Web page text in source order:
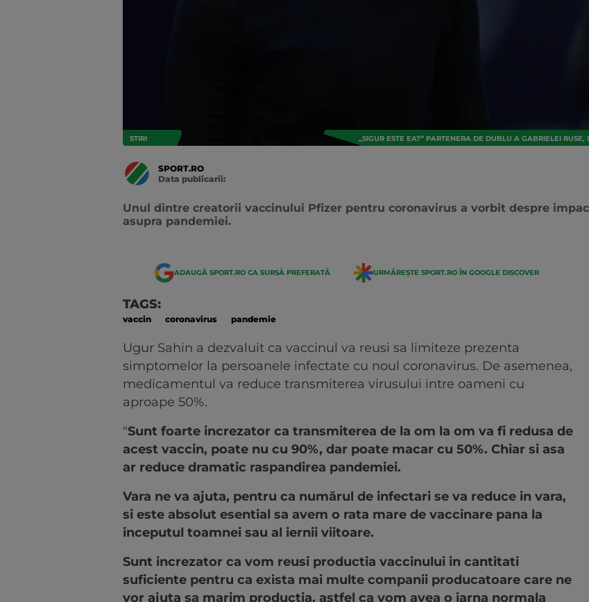
STIRI „SIGUR ESTE EA?” PARTENERA DE DUBLU A GABRIELEI
SPORT.RO
Data publicarii:
Unul dintre creatorii vaccinului Pfizer pentru coronavirus a vorbit despre
asupra pandemiei.
ADAUGĂ SPORT.RO CA SURSĂ PREFERATĂ URMĂREȘTE SPORT.RO ÎN GOOGLE DISCOVER
TAGS:
vaccin coronavirus pandemie
Ugur Sahin a dezvaluit ca vaccinul va reusi sa limiteze prezenta
simptomelor la persoanele infectate cu noul coronavirus. De asemenea,
medicamentul va reduce transmiterea virusului intre oameni cu
aproape 50%.
"Sunt foarte increzator ca transmiterea de la om la om va fi redusa de
acest vaccin, poate nu cu 90%, dar poate macar cu 50%. Chiar si asa
ar reduce dramatic raspandirea pandemiei.
Vara ne va ajuta, pentru ca numărul de infectari se va reduce in vara,
si este absolut esential sa avem o rata mare de vaccinare pana la
inceputul toamnei sau al iernii viitoare.
Sunt increzator ca vom reusi productia vaccinului in cantitati
suficiente pentru ca exista mai multe companii producatoare care ne
vor ajuta sa marim productia, astfel ca vom avea o iarna normala